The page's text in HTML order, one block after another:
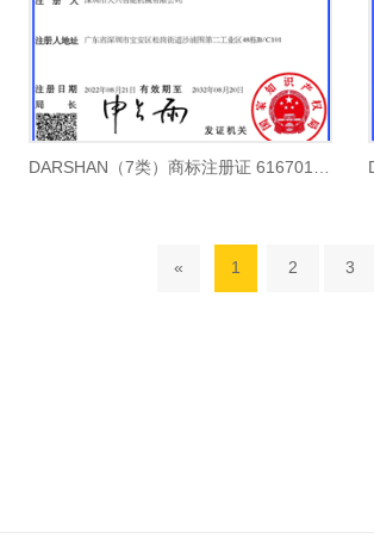
« 1 2 3